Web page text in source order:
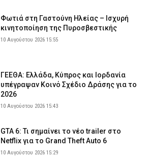
Φωτιά στη Γαστούνη Ηλείας – Ισχυρή
κινητοποίηση της Πυροσβεστικής
10 Αυγούστου 2026 15:55
ΓΕΕΘΑ: Ελλάδα, Κύπρος και Ιορδανία
υπέγραψαν Κοινό Σχέδιο Δράσης για το
2026
10 Αυγούστου 2026 15:43
GTA 6: Τι σημαίνει το νέο trailer στο
Netflix για το Grand Theft Auto 6
10 Αυγούστου 2026 15:29